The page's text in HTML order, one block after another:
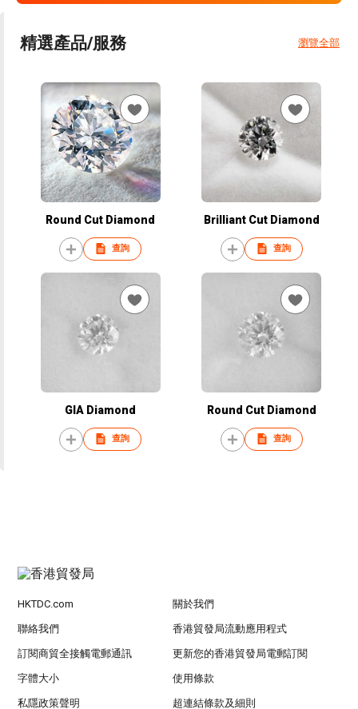
精選產品/服務 瀏覽全部
Round Cut Diamond
查詢
Brilliant Cut Diamond
查詢
GIA Diamond
查詢
Round Cut Diamond
查詢
HKTDC.com 關於我們
聯絡我們 香港貿發局流動應用程式
訂閱商貿全接觸電郵通訊 更新您的香港貿發局電郵訂閱
字體大小 使用條款
私隱政策聲明 超連結條款及細則